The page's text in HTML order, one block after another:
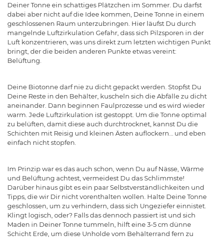
Deiner Tonne ein schattiges Plätzchen im Sommer. Du darfst
dabei aber nicht auf die Idee kommen, Deine Tonne in einem
geschlossenen Raum unterzubringen. Hier läufst Du durch
mangelnde Luftzirkulation Gefahr, dass sich Pilzsporen in der
Luft konzentrieren, was uns direkt zum letzten wichtigen Punkt
bringt, der die beiden anderen Punkte etwas vereint:
Belüftung.
Deine Biotonne darf nie zu dicht gepackt werden. Stopfst Du
Deine Reste in den Behälter, kuscheln sich die Abfälle zu dicht
aneinander. Dann beginnen Faulprozesse und es wird wieder
warm. Jede Luftzirkulation ist gestoppt. Um die Tonne optimal
zu belüften, damit diese auch durchtrocknet, kannst Du die
Schichten mit Reisig und kleinen Ästen auflockern… und eben
einfach nicht stopfen.
Im Prinzip war es das auch schon, wenn Du auf Nässe, Wärme
und Belüftung achtest, vermeidest Du das Schlimmste!
Darüber hinaus gibt es ein paar Selbstverständlichkeiten und
Tipps, die wir Dir nicht vorenthalten wollen. Halte Deine Tonne
geschlossen, um zu verhindern, dass sich Ungeziefer einnistet.
Klingt logisch, oder? Falls das dennoch passiert ist und sich
Maden in Deiner Tonne tummeln, hilft eine 3-5 cm dünne
Schicht Erde, um diese Unholde vom Behälterrand fern zu